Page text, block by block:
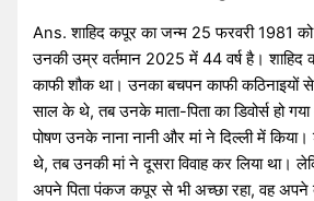
Ans. शाहिद कपूर का जन्म 25 फरवरी 1981
उनकी उम्र वर्तमान 2025 में 44 वर्ष है। शाहिद
काफी शौक था। उनका बचपन काफी कठिनाइयों
साल के थे, तब उनके माता-पिता का डिवोर्स हो
पोषण उनके नाना नानी और मां ने दिल्ली में
थे, तब उनकी मां ने दूसरा विवाह कर लिया था।
अपने पिता पंकज कपूर से भी अच्छा रहा, वह अपने